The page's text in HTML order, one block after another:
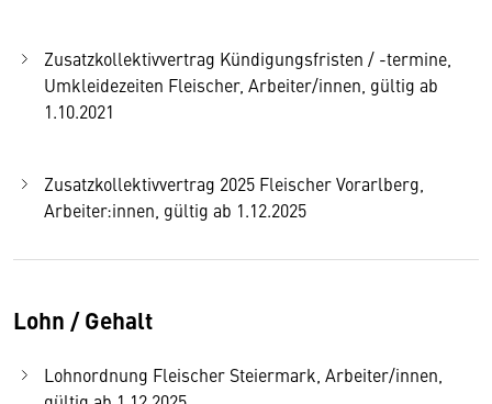
Zusatzkollektivvertrag Kündigungsfristen / -termine,
Umkleidezeiten Fleischer, Arbeiter/innen, gültig ab
1.10.2021
Zusatzkollektivvertrag 2025 Fleischer Vorarlberg,
Arbeiter:innen, gültig ab 1.12.2025
Lohn / Gehalt
Lohnordnung Fleischer Steiermark, Arbeiter/innen,